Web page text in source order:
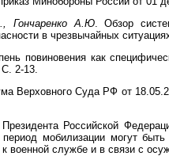
Гончаренко А.Ю. Обзор
в чрезвычайных
повиновения как
2-13.
Верховного Суда РФ от
Российской
период мобилизации могут
к военной службе и в связи с